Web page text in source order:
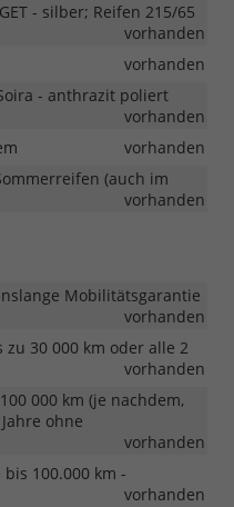
- silber; Reifen 215/65
vorhanden
vorhanden
- anthrazit poliert
vorhanden
vorhanden
(auch im
vorhanden
Mobilitätsgarantie
vorhanden
30 000 km oder alle 2
vorhanden
000 km (je nachdem,
ohne
vorhanden
100.000 km -
vorhanden